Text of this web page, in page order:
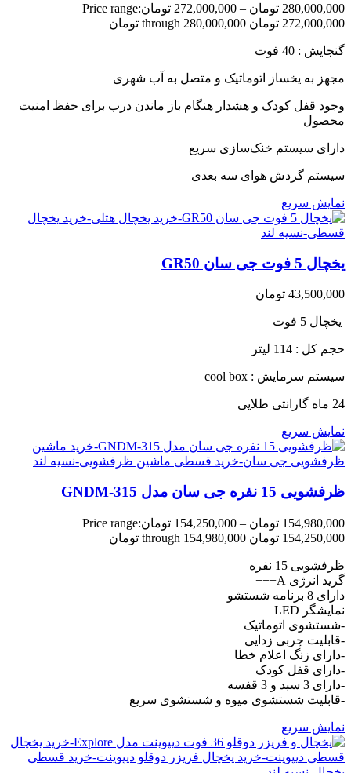
280,000,000 تومان –
272,000,000 تومانPrice range:
272,000,000 تومان through 280,000,000 تومان
گنجایش : 40 فوت
مجهز به یخساز اتوماتیک و متصل به آب شهری
وجود قفل کودک و هشدار هنگام باز ماندن درب برای حفظ امنیت
محصول
دارای سیستم خنک‌سازی سریع
سیستم گردش هوای سه بعدی
نمایش سریع
یخچال 5 فوت جی سان GR50
43,500,000 تومان
یخچال 5 فوت
حجم کل : 114 لیتر
سیستم سرمایش : cool box
24 ماه گارانتی طلایی
نمایش سریع
ظرفشویی 15 نفره جی سان مدل GNDM-315
154,980,000 تومان –
154,250,000 تومانPrice range:
154,250,000 تومان through 154,980,000 تومان
ظرفشویی 15 نفره
گرید انرژی A+++
دارای 8 برنامه شستشو
نمایشگر LED
-شستشوی اتوماتیک
-قابلیت چربی زدایی
-دارای زنگ اعلام خطا
-دارای قفل کودک
-دارای 3 سبد و 3 قفسه
-قابلیت شستشوی میوه و شستشوی سریع
نمایش سریع